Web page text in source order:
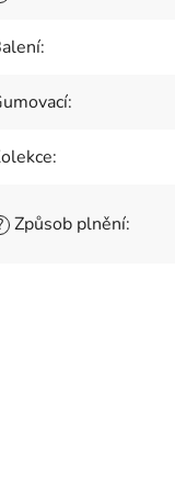
:
:
:
Způsob plnění: